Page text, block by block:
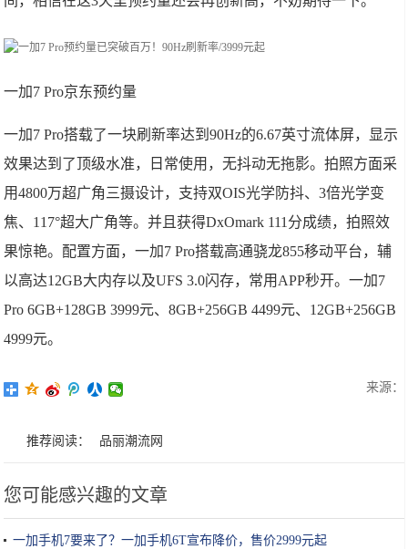
一加7 Pro京东预约量
一加7 Pro搭载了一块刷新率达到90Hz的6.67英寸流体屏，显示
效果达到了顶级水准，日常使用，无抖动无拖影。拍照方面采
用4800万超广角三摄设计，支持双OIS光学防抖、3倍光学变
焦、117°超大广角等。并且获得DxOmark 111分成绩，拍照效
果惊艳。配置方面，一加7 Pro搭载高通骁龙855移动平台，辅
以高达12GB大内存以及UFS 3.0闪存，常用APP秒开。一加7
Pro 6GB+128GB 3999元、8GB+256GB 4499元、12GB+256GB
4999元。
来源：
推荐阅读： 品丽潮流网
您可能感兴趣的文章
一加手机7要来了？一加手机6T宣布降价，售价2999元起